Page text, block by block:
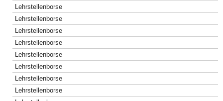
Lehrstellenborse
Lehrstellenborse
Lehrstellenborse
Lehrstellenborse
Lehrstellenborse
Lehrstellenborse
Lehrstellenborse
Lehrstellenborse